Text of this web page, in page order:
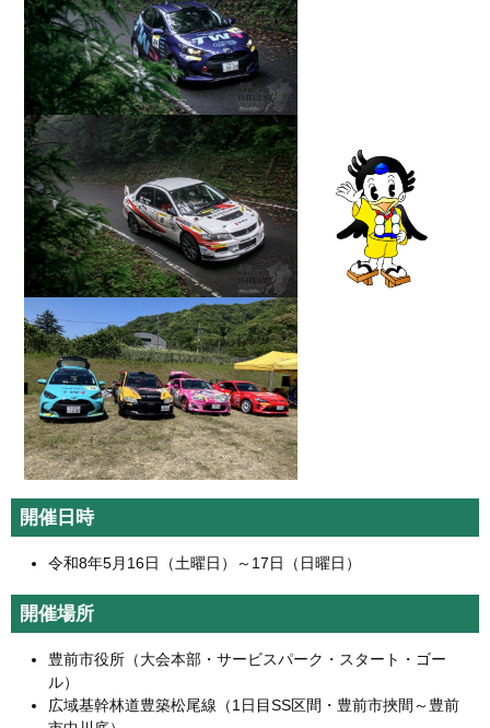
開催日時
令和8年5月16日（土曜日）～17日（日曜日）
開催場所
豊前市役所（大会本部・サービスパーク・スタート・ゴー
ル）
広域基幹林道豊築松尾線（1日目SS区間・豊前市挾間～豊前